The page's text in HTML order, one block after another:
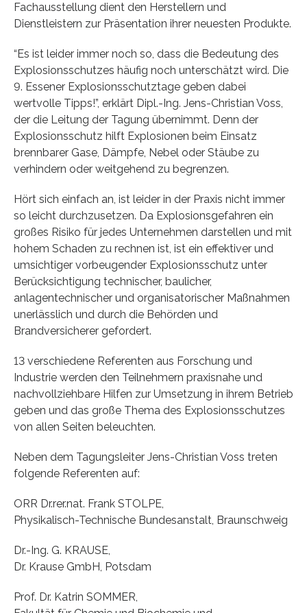
Fachausstellung dient den Herstellern und
Dienstleistern zur Präsentation ihrer neuesten Produkte.
“Es ist leider immer noch so, dass die Bedeutung des
Explosionsschutzes häufig noch unterschätzt wird. Die
9. Essener Explosionsschutztage geben dabei
wertvolle Tipps!”, erklärt Dipl.-Ing. Jens-Christian Voss,
der die Leitung der Tagung übernimmt. Denn der
Explosionsschutz hilft Explosionen beim Einsatz
brennbarer Gase, Dämpfe, Nebel oder Stäube zu
verhindern oder weitgehend zu begrenzen.
Hört sich einfach an, ist leider in der Praxis nicht immer
so leicht durchzusetzen. Da Explosionsgefahren ein
großes Risiko für jedes Unternehmen darstellen und mit
hohem Schaden zu rechnen ist, ist ein effektiver und
umsichtiger vorbeugender Explosionsschutz unter
Berücksichtigung technischer, baulicher,
anlagentechnischer und organisatorischer Maßnahmen
unerlässlich und durch die Behörden und
Brandversicherer gefordert.
13 verschiedene Referenten aus Forschung und
Industrie werden den Teilnehmern praxisnahe und
nachvollziehbare Hilfen zur Umsetzung in ihrem Betrieb
geben und das große Thema des Explosionsschutzes
von allen Seiten beleuchten.
Neben dem Tagungsleiter Jens-Christian Voss treten
folgende Referenten auf:
ORR Dr.rer.nat. Frank STOLPE,
Physikalisch-Technische Bundesanstalt, Braunschweig
Dr.-Ing. G. KRAUSE,
Dr. Krause GmbH, Potsdam
Prof. Dr. Katrin SOMMER,